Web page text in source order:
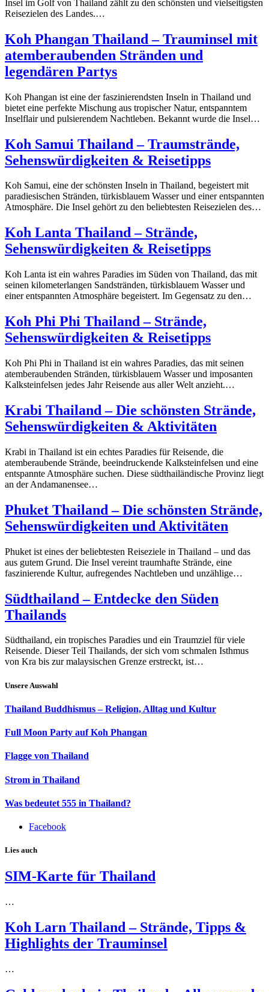
Insel im Golf von Thailand zählt zu den schönsten und vielseitigsten
Reisezielen des Landes.…
Koh Phangan Thailand – Trauminsel mit
atemberaubenden Stränden und
legendären Partys
Koh Phangan ist eine der faszinierendsten Inseln in Thailand und
bietet eine perfekte Mischung aus tropischer Natur, entspanntem
Inselflair und pulsierendem Nachtleben. Bekannt wurde die Insel…
Koh Samui Thailand – Traumstrände,
Sehenswürdigkeiten & Reisetipps
Koh Samui, eine der schönsten Inseln in Thailand, begeistert mit
paradiesischen Stränden, türkisblauem Wasser und einer entspannten
Atmosphäre. Die Insel gehört zu den beliebtesten Reisezielen des…
Koh Lanta Thailand – Strände,
Sehenswürdigkeiten & Reisetipps
Koh Lanta ist ein wahres Paradies im Süden von Thailand, das mit
seinen kilometerlangen Sandstränden, türkisblauem Wasser und
einer entspannten Atmosphäre begeistert. Im Gegensatz zu den…
Koh Phi Phi Thailand – Strände,
Sehenswürdigkeiten & Reisetipps
Koh Phi Phi in Thailand ist ein wahres Paradies, das mit seinen
atemberaubenden Stränden, türkisblauem Wasser und imposanten
Kalksteinfelsen jedes Jahr Reisende aus aller Welt anzieht.…
Krabi Thailand – Die schönsten Strände,
Sehenswürdigkeiten & Aktivitäten
Krabi in Thailand ist ein echtes Paradies für Reisende, die
atemberaubende Strände, beeindruckende Kalksteinfelsen und eine
entspannte Atmosphäre suchen. Diese südthailändische Provinz liegt
an der Andamanensee…
Phuket Thailand – Die schönsten Strände,
Sehenswürdigkeiten und Aktivitäten
Phuket ist eines der beliebtesten Reiseziele in Thailand – und das
aus gutem Grund. Die Insel vereint traumhafte Strände, eine
faszinierende Kultur, aufregendes Nachtleben und unzählige…
Südthailand – Entdecke den Süden
Thailands
Südthailand, ein tropisches Paradies und ein Traumziel für viele
Reisende. Dieser Teil Thailands, der sich vom schmalen Isthmus
von Kra bis zur malaysischen Grenze erstreckt, ist…
Unsere Auswahl
Thailand Buddhismus – Religion, Alltag und Kultur
Full Moon Party auf Koh Phangan
Flagge von Thailand
Strom in Thailand
Was bedeutet 555 in Thailand?
Facebook
Lies auch
SIM-Karte für Thailand
…
Koh Larn Thailand – Strände, Tipps &
Highlights der Trauminsel
…